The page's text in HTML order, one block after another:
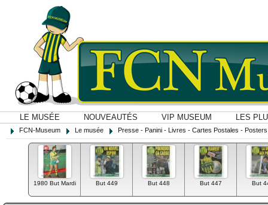
LE MUSÉE NOUVEAUTÉS VIP MUSEUM LES
FCN-Museum Le musée Presse - Panini - Livres - Cartes Postales -
1980 But Mardi But 449 But 448 But 447 But